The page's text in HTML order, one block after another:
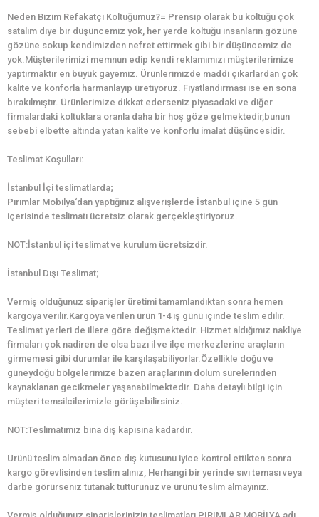
Neden Bizim Refakatçi Koltuğumuz?= Prensip olarak bu koltuğu çok
satalım diye bir düşüncemiz yok, her yerde koltuğu insanların gözüne
gözüne sokup kendimizden nefret ettirmek gibi bir düşüncemiz de
yok.Müşterilerimizi memnun edip kendi reklamımızı müşterilerimize
yaptırmaktır en büyük gayemiz. Ürünlerimizde maddi çıkarlardan çok
kalite ve konforla harmanlayıp üretiyoruz. Fiyatlandırması ise en sona
bırakılmıştır. Ürünlerimize dikkat ederseniz piyasadaki ve diğer
firmalardaki koltuklara oranla daha bir hoş göze gelmektedir,bunun
sebebi elbette altında yatan kalite ve konforlu imalat düşüncesidir.
Teslimat Koşulları:
İstanbul İçi teslimatlarda;
Pırımlar Mobilya‘dan yaptığınız alışverişlerde İstanbul içine 5 gün
içerisinde teslimatı ücretsiz olarak gerçekleştiriyoruz.
NOT:İstanbul içi teslimat ve kurulum ücretsizdir.
İstanbul Dışı Teslimat;
Vermiş olduğunuz siparişler üretimi tamamlandıktan sonra hemen
kargoya verilir.Kargoya verilen ürün 1-4 iş günü içinde teslim edilir.
Teslimat yerleri de illere göre değişmektedir. Hizmet aldığımız nakliye
firmaları çok nadiren de olsa bazı il ve ilçe merkezlerine araçların
girmemesi gibi durumlar ile karşılaşabiliyorlar.Özellikle doğu ve
güneydoğu bölgelerimize bazen araçlarının dolum sürelerinden
kaynaklanan gecikmeler yaşanabilmektedir. Daha detaylı bilgi için
müşteri temsilcilerimizle görüşebilirsiniz.
NOT:Teslimatımız bina dış kapısına kadardır.
Ürünü teslim almadan önce dış kutusunu iyice kontrol ettikten sonra
kargo görevlisinden teslim alınız, Herhangi bir yerinde sıvı teması veya
darbe görürseniz tutanak tutturunuz ve ürünü teslim almayınız.